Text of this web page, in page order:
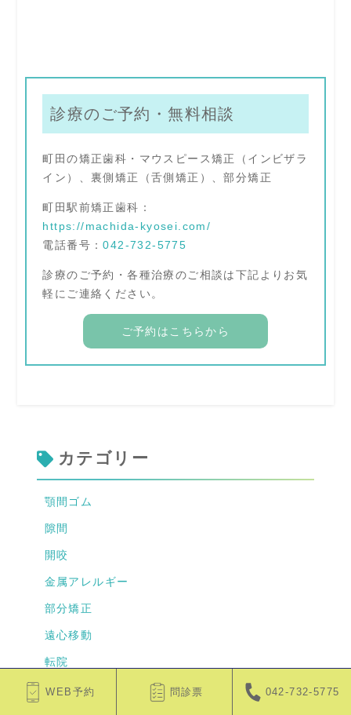
WEB予約 問診票 042-732-5775
診療のご予約・無料相談
町田の矯正歯科・マウスピース矯正（インビザラ
イン）、裏側矯正（舌側矯正）、部分矯正
町田駅前矯正歯科：
https://machida-kyosei.com/
電話番号：042-732-5775
診療のご予約・各種治療のご相談は下記よりお気
軽にご連絡ください。
ご予約はこちらから
カテゴリー
顎間ゴム
隙間
開咬
金属アレルギー
部分矯正
遠心移動
転院
認定衛生士